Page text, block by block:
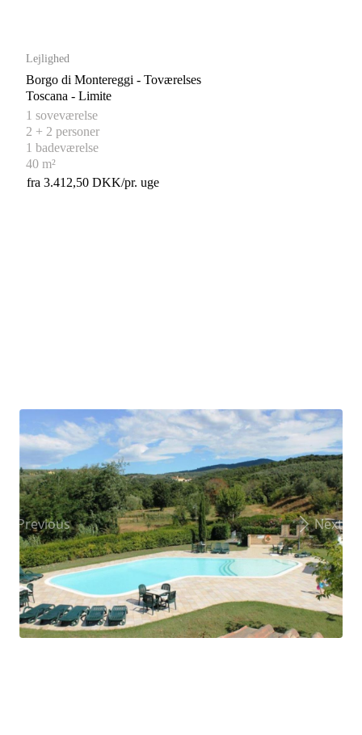
Lejlighed
Borgo di Montereggi - Toværelses
Toscana - Limite
1 soveværelse
2 + 2 personer
1 badeværelse
40 m²
fra 3.412,50 DKK/pr. uge
Previous Next